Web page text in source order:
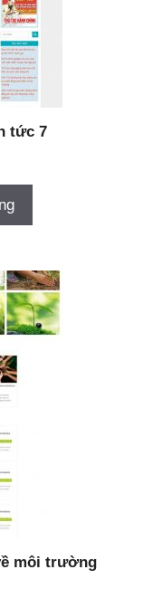
tức 7
môi trường